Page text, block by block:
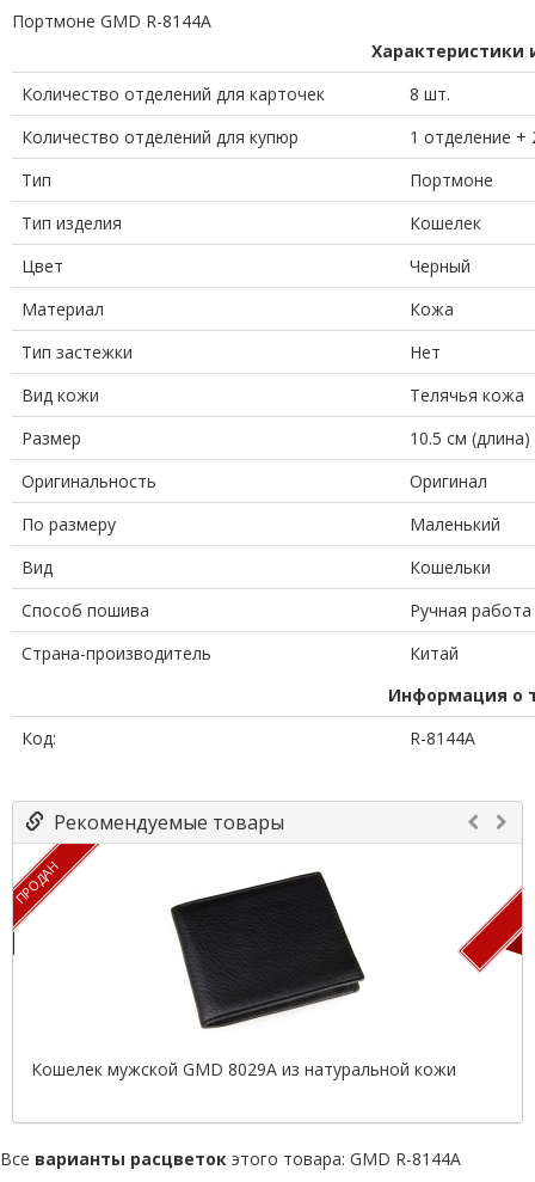
Портмоне GMD R-8144A
Характеристики
Количество отделений для карточек
8 шт.
Количество отделений для купюр
1 отделение +
Тип
Портмоне
Тип изделия
Кошелек
Цвет
Черный
Материал
Кожа
Тип застежки
Нет
Вид кожи
Телячья кожа
Размер
10.5 см
Оригинальность
Оригинал
По размеру
Маленький
Вид
Кошельки
Способ пошива
Ручная работа
Страна-производитель
Китай
Информация о
Код:
R-8144A
Рекомендуемые товары
ПРОДАН
Кошелек мужской GMD 8029A из натуральной кожи
Все варианты расцветок этого товара: GMD R-8144A